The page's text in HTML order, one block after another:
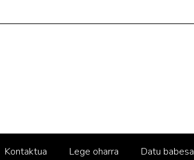
Kontaktua Lege oharra Datu babesa